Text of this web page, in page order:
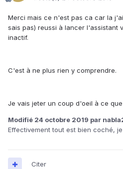
Merci mais ce n'est pas ca car la
sais pas) reussi à lancer l'assistant
inactif.
C'est à ne plus rien y comprendre.
Je vais jeter un coup d'oeil à ce
Modifié 24 octobre 2019 par
Effectivement tout est bien coché,
Citer